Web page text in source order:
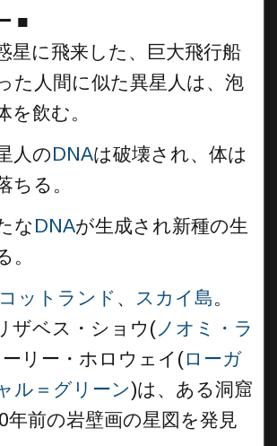
■
星に飛来した、巨大飛行船
た人間に似た異星人は、泡
を飲む。
人のDNAは破壊され、体は
ちる。
なDNAが生成され新種の生
。
ットランド 、 スカイ島。
ザベス・ショウ(ノオミ・ラ
リー・ホロウェイ(ローガ
ル＝グリーン)は、ある洞窟
年前の岩壁画の星図を発見